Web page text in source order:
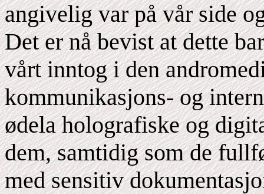
angivelig var på vår side
Det er nå bevist at dette
vårt inntog i den
kommunikasjons- og
ødela holografiske og
dem, samtidig som de
med sensitiv